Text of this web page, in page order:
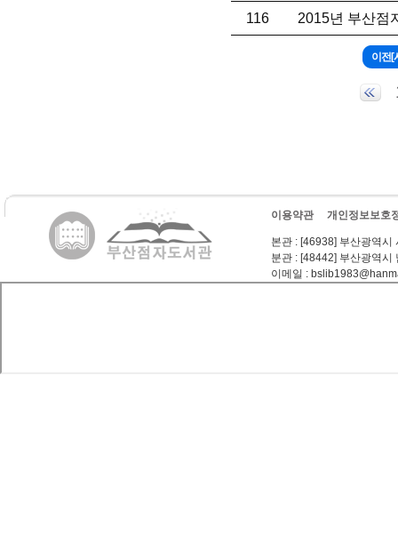
116 2015년 부산점
이용약관 개인정보보호
본관 : [46938] 부산광역시
분관 : [48442] 부산광역시
이메일 :